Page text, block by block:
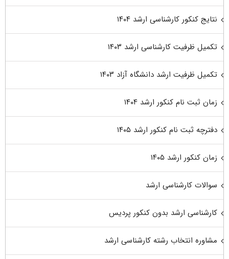
نتایج کنکور کارشناسی ارشد ۱۴۰۴
تکمیل ظرفیت کارشناسی ارشد ۱۴۰۳
تکمیل ظرفیت ارشد دانشگاه آزاد ۱۴۰۳
زمان ثبت نام کنکور ارشد ۱۴۰۴
دفترچه ثبت نام کنکور ارشد ۱۴۰۵
زمان کنکور ارشد ۱۴۰۵
سوالات کارشناسی ارشد
کارشناسی ارشد بدون کنکور پردیس
مشاوره انتخاب رشته کارشناسی ارشد